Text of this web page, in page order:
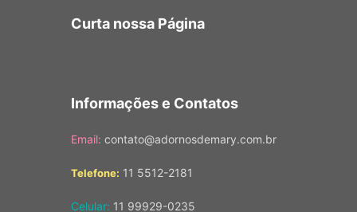
Curta nossa Página
Informações e Contatos
Email: contato@adornosdemary.com.br
Telefone: 11 5512-2181
Celular: 11 99929-0235